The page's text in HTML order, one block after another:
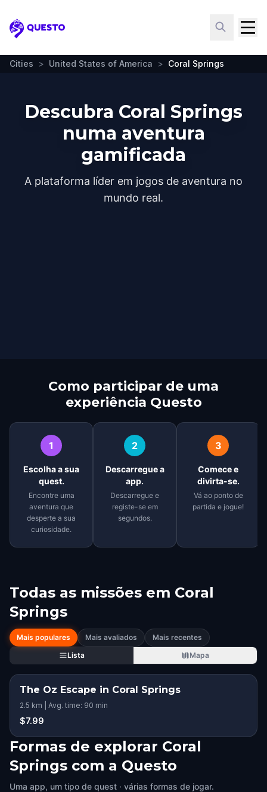
Questo
Cities > United States of America > Coral Springs
Descubra Coral Springs
numa aventura
gamificada
A plataforma líder em jogos de aventura no
mundo real.
Como participar de uma
experiência Questo
1
Escolha a sua
quest.
Encontre uma
aventura que
desperte a sua
curiosidade.
2
Descarregue a
app.
Descarregue e
registe-se em
segundos.
3
Comece e
divirta-se.
Vá ao ponto de
partida e jogue!
Todas as missões em Coral
Springs
Mais populares Mais avaliados
Mais recentes
Lista
Mapa
The Oz Escape in Coral Springs
2.5 km | Avg. time: 90 min
$7.99
Formas de explorar Coral
Springs com a Questo
Uma app, um tipo de quest · várias formas de jogar.